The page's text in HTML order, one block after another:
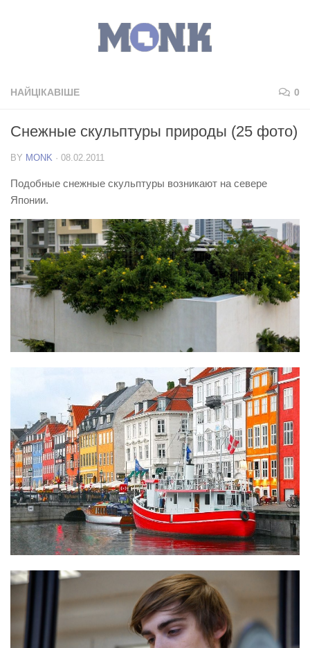
НАЙЦІКАВІШЕ 0
Снежные скульптуры природы (25 фото)
BY MONK · 08.02.2011
Подобные снежные скульптуры возникают на севере
Японии.